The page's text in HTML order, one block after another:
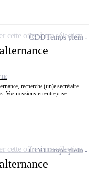
recherche (un)e secrétaire
Vos missions en entreprise : -
CDDTemps plein
cette offre à ma sélection
CDDTemps plein
cette offre à ma sélection